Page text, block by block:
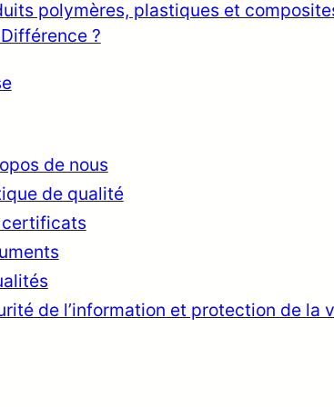
polymères, plastiques et
?
de nous
de qualité
certificats
de l’information et protection de la